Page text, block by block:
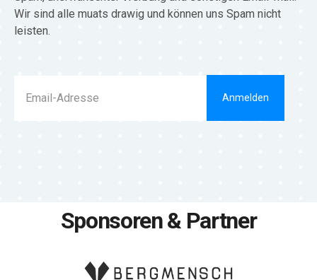
Wir sind alle muats drawig und können uns Spam nicht
leisten.
Anmelden
Sponsoren & Partner